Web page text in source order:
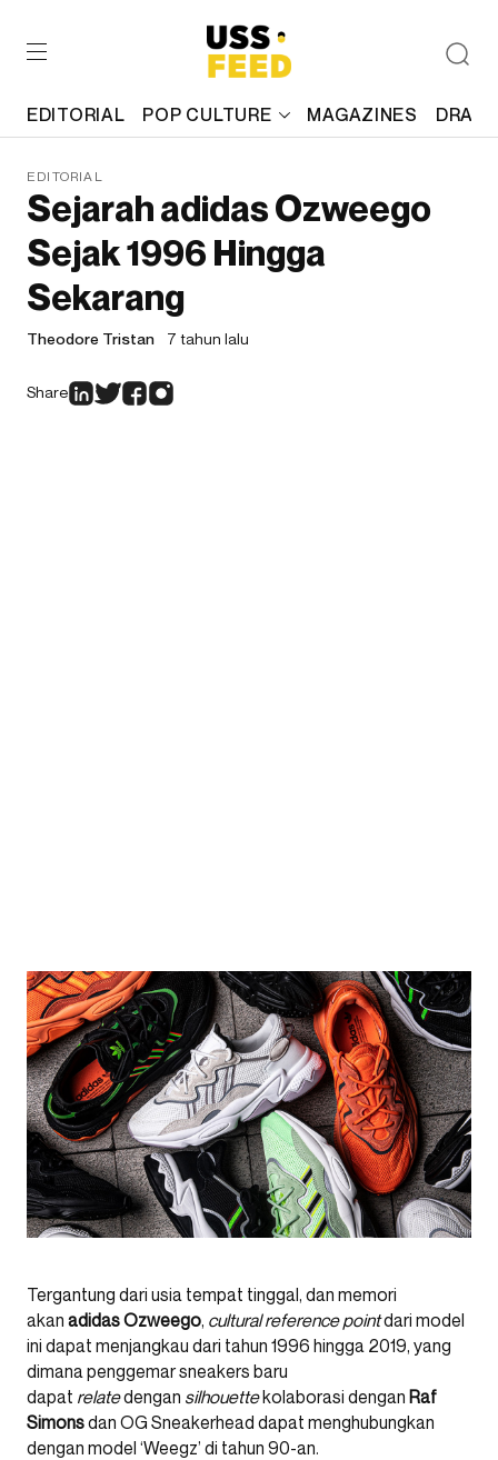
EDITORIAL POP CULTURE MAGAZINES
EDITORIAL
Sejarah adidas Ozweego
Sejak 1996 Hingga
Sekarang
Theodore Tristan 7 tahun lalu
Share
Tergantung dari usia tempat tinggal, dan memori
akan adidas Ozweego, cultural reference pointdari model
ini dapat menjangkau dari tahun 1996 hingga 2019, yang
dimana penggemar sneakers baru
dapat relatedengan silhouettekolaborasi dengan Raf
Simonsdan OG Sneakerhead dapat menghubungkan
dengan model ‘Weegz’ di tahun 90-an.